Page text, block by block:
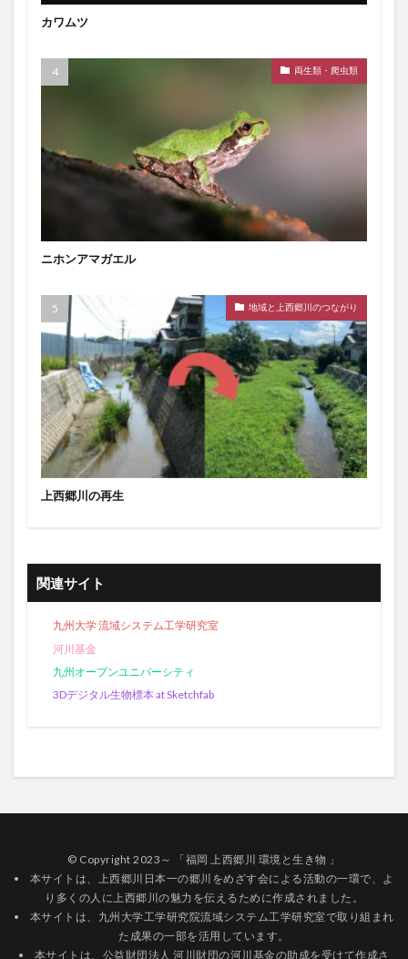
カワムツ
両生類・爬虫類
ニホンアマガエル
地域と上西郷川のつながり
上西郷川の再生
関連サイト
九州大学 流域システム工学研究室
河川基金
九州オープンユニバーシティ
3Dデジタル生物標本 at Sketchfab
© Copyright 2023～ 「福岡 上西郷川 環境と生き物 」
本サイトは、上西郷川日本一の郷川をめざす会による活動の一環で、よ
り多くの人に上西郷川の魅力を伝えるために作成されました。
本サイトは、九州大学工学研究院流域システム工学研究室で取り組まれ
た成果の一部を活用しています。
本サイトは、公益財団法人 河川財団の河川基金の助成を受けて作成さ